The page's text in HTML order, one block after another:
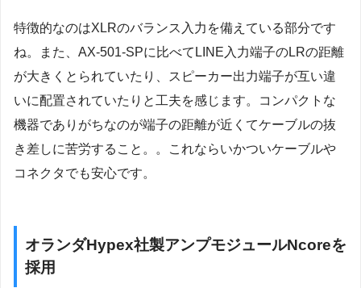
特徴的なのはXLRのバランス入力を備えている部分です
ね。また、AX-501-SPに比べてLINE入力端子のLRの距離
が大きくとられていたり、スピーカー出力端子が互い違
いに配置されていたりと工夫を感じます。コンパクトな
機器でありがちなのが端子の距離が近くてケーブルの抜
き差しに苦労すること。。これならいかついケーブルや
コネクタでも安心です。
オランダHypex社製アンプモジュールNcoreを
採用